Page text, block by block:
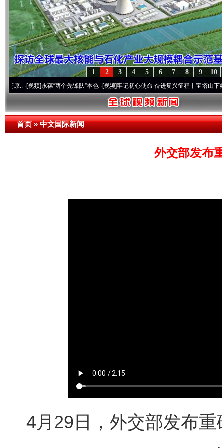
10
9
8
7
6
5
4
3
2
1
频]永葆“两个先锋队”本色·[视频]牢记初心使命 奋进复兴征程丨宝塔山下好光景..·[
首页»中文国际新闻
外交部发布
4月29日，外交部发布